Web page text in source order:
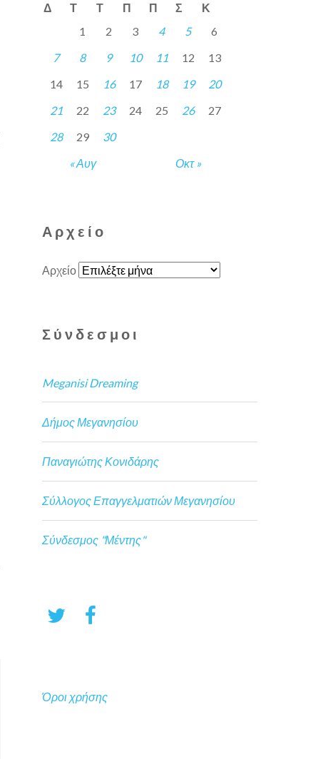
Δ Τ Τ Π Π Σ Κ
« Αυγ Οκτ »
1 2 3 4 5
6
7
8 9 10 11 12
13
14
15 16 17 18 19
20
21
22 23 24 25 26
27
28
29 30
Αρχείο
Αρχείο
Σύνδεσμοι
Meganisi Dreaming
Δήμος Μεγανησίου
Παναγιώτης Κονιδάρης
Σύλλογος Επαγγελματιών Μεγανησίου
Σύνδεσμος "Μέντης"
Όροι χρήσης